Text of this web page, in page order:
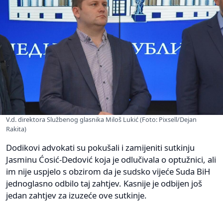
V.d. direktora Službenog glasnika Miloš Lukić (Foto: Pixsell/Dejan
Rakita)
Dodikovi advokati su pokušali i zamijeniti sutkinju
Jasminu Ćosić-Dedović koja je odlučivala o optužnici, ali
im nije uspjelo s obzirom da je sudsko vijeće Suda BiH
jednoglasno odbilo taj zahtjev. Kasnije je odbijen još
jedan zahtjev za izuzeće ove sutkinje.